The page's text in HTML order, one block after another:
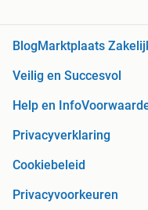
BlogMarktplaats
Veilig en Succesvol
Help en Info
Privacyverklaring
Cookiebeleid
Privacyvoorkeuren